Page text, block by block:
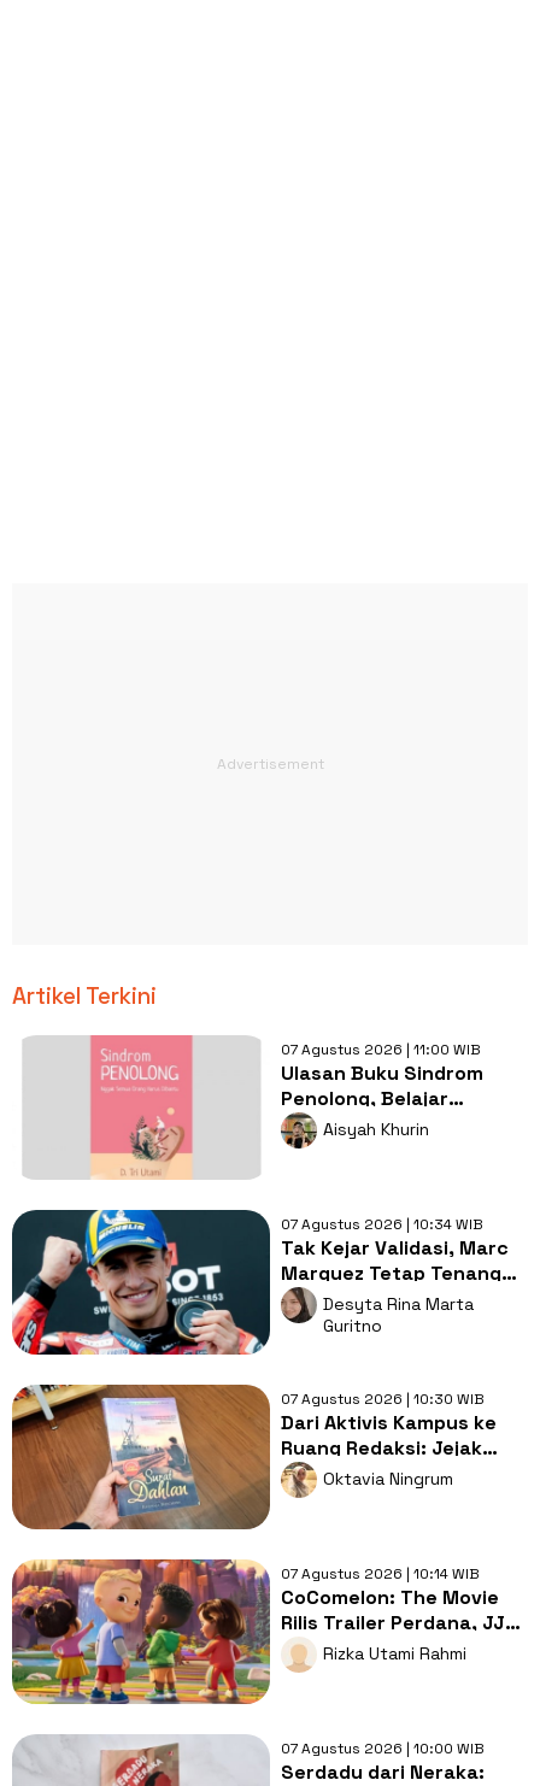
Artikel Terkini
07 Agustus 2026 | 11:00 WIB
Ulasan Buku Sindrom
Penolong, Belajar
Berkata Tidak Tanpa
Rasa Bersalah
Aisyah Khurin
07 Agustus 2026 | 10:34 WIB
Tak Kejar Validasi, Marc
Marquez Tetap Tenang
dengan 7 Gelar Juara
Dunia
Desyta Rina Marta
Guritno
07 Agustus 2026 | 10:30 WIB
Dari Aktivis Kampus ke
Ruang Redaksi: Jejak
Perjuangan dalam Surat
Dahlan
Oktavia Ningrum
07 Agustus 2026 | 10:14 WIB
CoComelon: The Movie
Rilis Trailer Perdana, JJ
Cs Siap Berpetualang
Rizka Utami Rahmi
07 Agustus 2026 | 10:00 WIB
Serdadu dari Neraka: